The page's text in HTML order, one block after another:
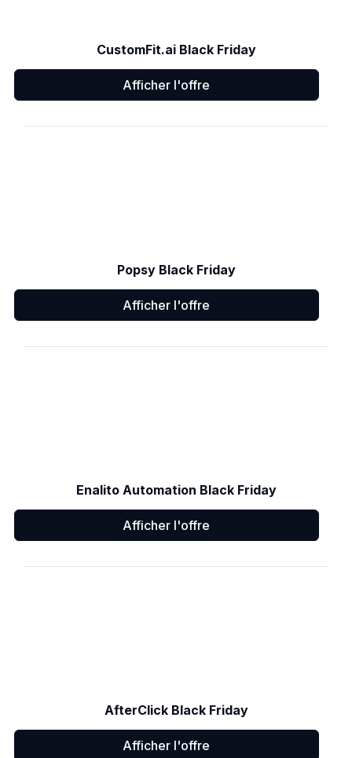
CustomFit.ai Black Friday
Afficher l'offre
Popsy Black Friday
Afficher l'offre
Enalito Automation Black Friday
Afficher l'offre
AfterClick Black Friday
Afficher l'offre